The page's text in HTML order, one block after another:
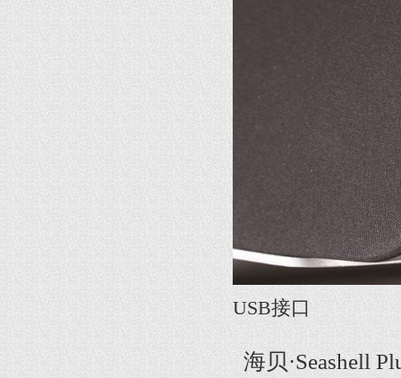
USB接口
海贝·Seashell